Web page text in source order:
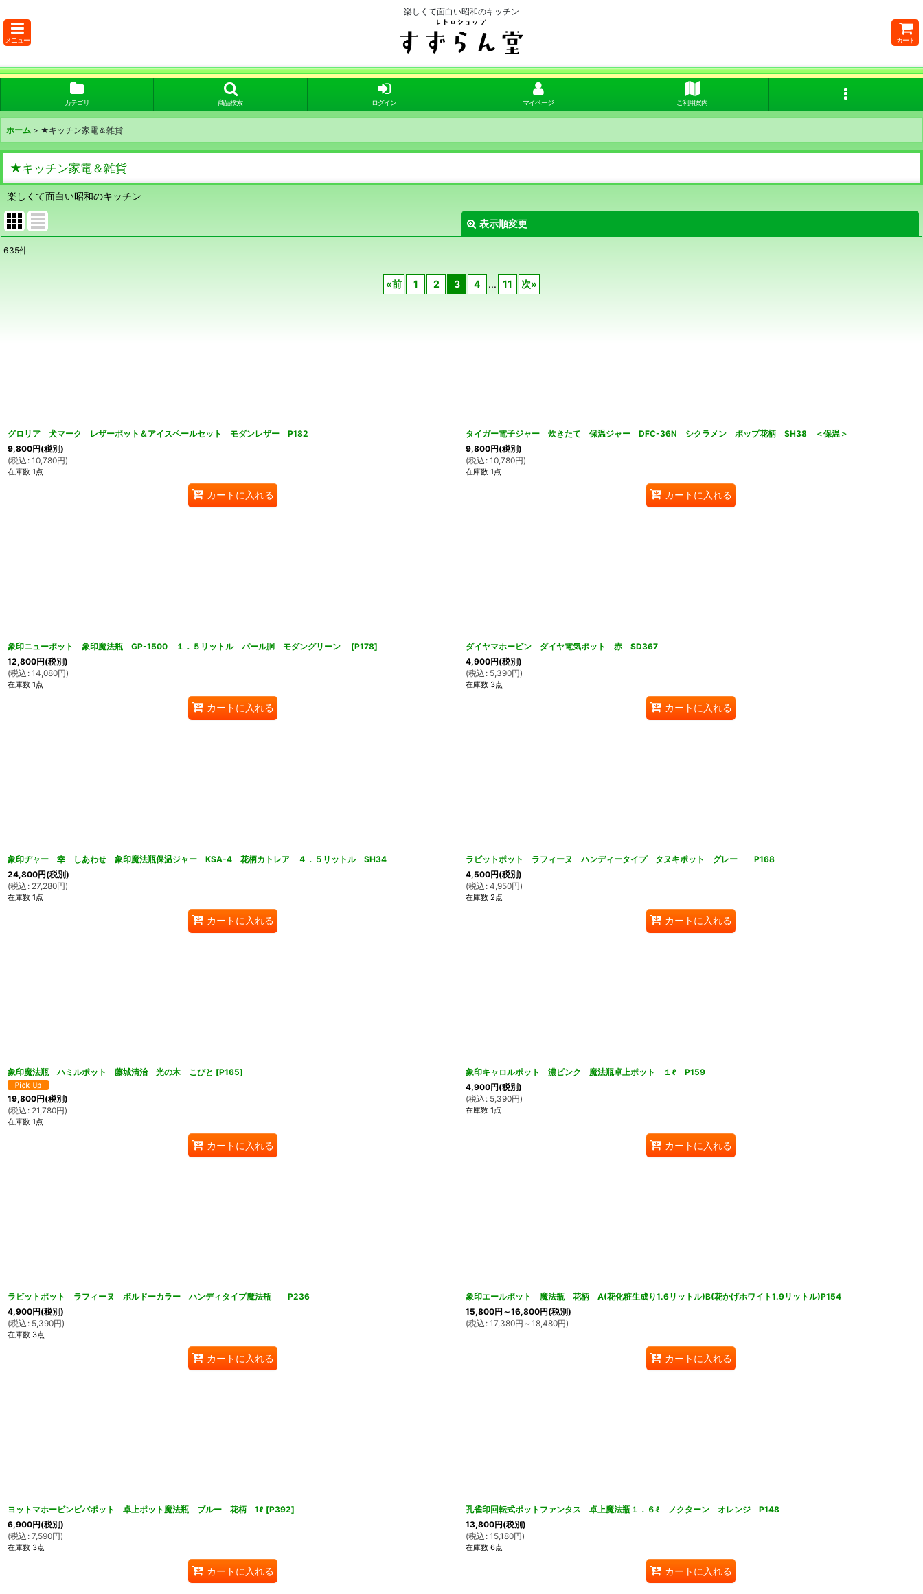
楽しくて面白い昭和のキッチン
メニュー カート
カテゴリ 商品検索 ログイン マイページ ご利用案内
ホーム > ★キッチン家電＆雑貨
★キッチン家電＆雑貨
楽しくて面白い昭和のキッチン
表示順変更
635件
«前 1 2 3 4 ... 11 次»
グロリア 犬マーク レザーポット＆アイスペールセット モダンレザー P182
9,800円(税別)
(税込 : 10,780円)
在庫数 1点
カートに入れる
タイガー電子ジャー 炊きたて 保温ジャー DFC-36N シクラメン ポップ花柄 SH38 ＜保温＞
9,800円(税別)
(税込 : 10,780円)
在庫数 1点
カートに入れる
象印ニューポット 象印魔法瓶 GP-1500 １．５リットル パール胴 モダングリーン [P178]
12,800円(税別)
(税込 : 14,080円)
在庫数 1点
カートに入れる
ダイヤマホービン ダイヤ電気ポット 赤 SD367
4,900円(税別)
(税込 : 5,390円)
在庫数 3点
カートに入れる
象印ヂャー 幸 しあわせ 象印魔法瓶保温ジャー KSA-4 花柄カトレア ４．５リットル SH34
24,800円(税別)
(税込 : 27,280円)
在庫数 1点
カートに入れる
ラビットポット ラフィーヌ ハンディータイプ タヌキポット グレー P168
4,500円(税別)
(税込 : 4,950円)
在庫数 2点
カートに入れる
象印魔法瓶 ハミルポット 藤城清治 光の木 こびと [P165]
19,800円(税別)
(税込 : 21,780円)
在庫数 1点
カートに入れる
象印キャロルポット 濃ピンク 魔法瓶卓上ポット １ℓ P159
4,900円(税別)
(税込 : 5,390円)
在庫数 1点
カートに入れる
ラビットポット ラフィーヌ ボルドーカラー ハンディタイプ魔法瓶 P236
4,900円(税別)
(税込 : 5,390円)
在庫数 3点
カートに入れる
象印エールポット 魔法瓶 花柄 A(花化粧生成り1.6リットル)B(花かげホワイト1.9リットル)P154
15,800円 ～16,800円(税別)
(税込 : 17,380円 ～18,480円)
カートに入れる
ヨットマホービンビバポット 卓上ポット魔法瓶 ブルー 花柄 1ℓ [P392]
6,900円(税別)
(税込 : 7,590円)
在庫数 3点
カートに入れる
孔雀印回転式ポットファンタス 卓上魔法瓶１．６ℓ ノクターン オレンジ P148
13,800円(税別)
(税込 : 15,180円)
在庫数 6点
カートに入れる